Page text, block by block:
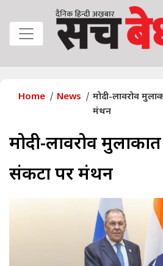
Home News
मोदी-लावरोव
मंथन
मोदी-लावरोव
संकटों पर मंथन